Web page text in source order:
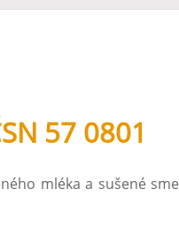
57 0801
mléka a sušené